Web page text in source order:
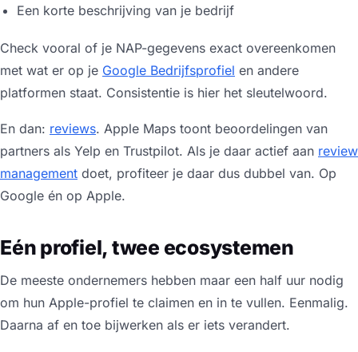
Een korte beschrijving van je bedrijf
Check vooral of je NAP-gegevens exact overeenkomen
met wat er op je Google Bedrijfsprofiel en andere
platformen staat. Consistentie is hier het sleutelwoord.
En dan: reviews. Apple Maps toont beoordelingen van
partners als Yelp en Trustpilot. Als je daar actief aan review
management doet, profiteer je daar dus dubbel van. Op
Google én op Apple.
Eén profiel, twee ecosystemen
De meeste ondernemers hebben maar een half uur nodig
om hun Apple-profiel te claimen en in te vullen. Eenmalig.
Daarna af en toe bijwerken als er iets verandert.